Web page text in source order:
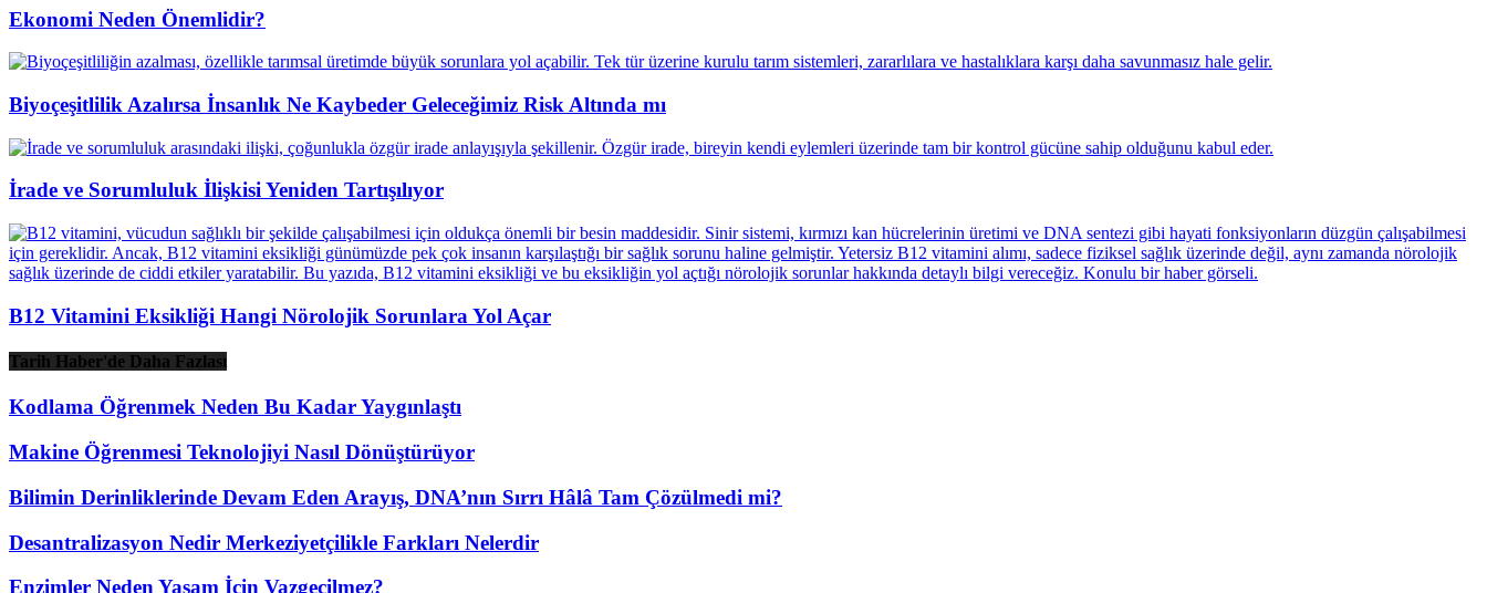
Ekonomi Neden Önemlidir?
Biyoçeşitlilik Azalırsa İnsanlık Ne Kaybeder Geleceğimiz Risk Altında mı
İrade ve Sorumluluk İlişkisi Yeniden Tartışılıyor
B12 Vitamini Eksikliği Hangi Nörolojik Sorunlara Yol Açar
Tarih Haber'de Daha Fazlası
Kodlama Öğrenmek Neden Bu Kadar Yaygınlaştı
Makine Öğrenmesi Teknolojiyi Nasıl Dönüştürüyor
Bilimin Derinliklerinde Devam Eden Arayış, DNA’nın Sırrı Hâlâ Tam Çözülmedi mi?
Desantralizasyon Nedir Merkeziyetçilikle Farkları Nelerdir
Enzimler Neden Yaşam İçin Vazgeçilmez?